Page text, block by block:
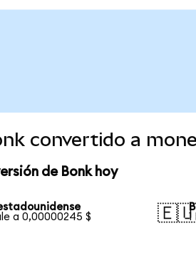
convertido a
de Bonk hoy
a 0,00000245 $